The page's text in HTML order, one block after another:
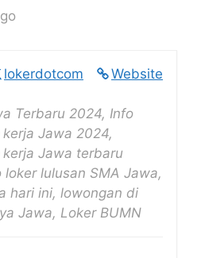
Website
lokerdotcom
Terbaru 2024, Info
Jawa 2024,
Jawa terbaru
loker lulusan SMA Jawa,
hari ini, lowongan di
Jawa, Loker BUMN